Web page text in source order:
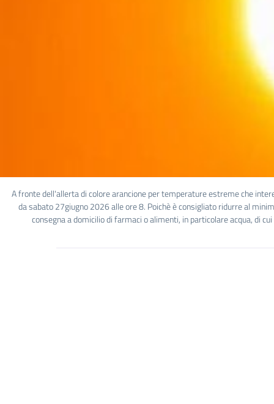
A fronte dell'allerta di colore arancione per temperature estreme che
da sabato 27giugno 2026 alle ore 8. Poichè è consigliato ridurre al
consegna a domicilio di farmaci o alimenti, in particolare acqua, di